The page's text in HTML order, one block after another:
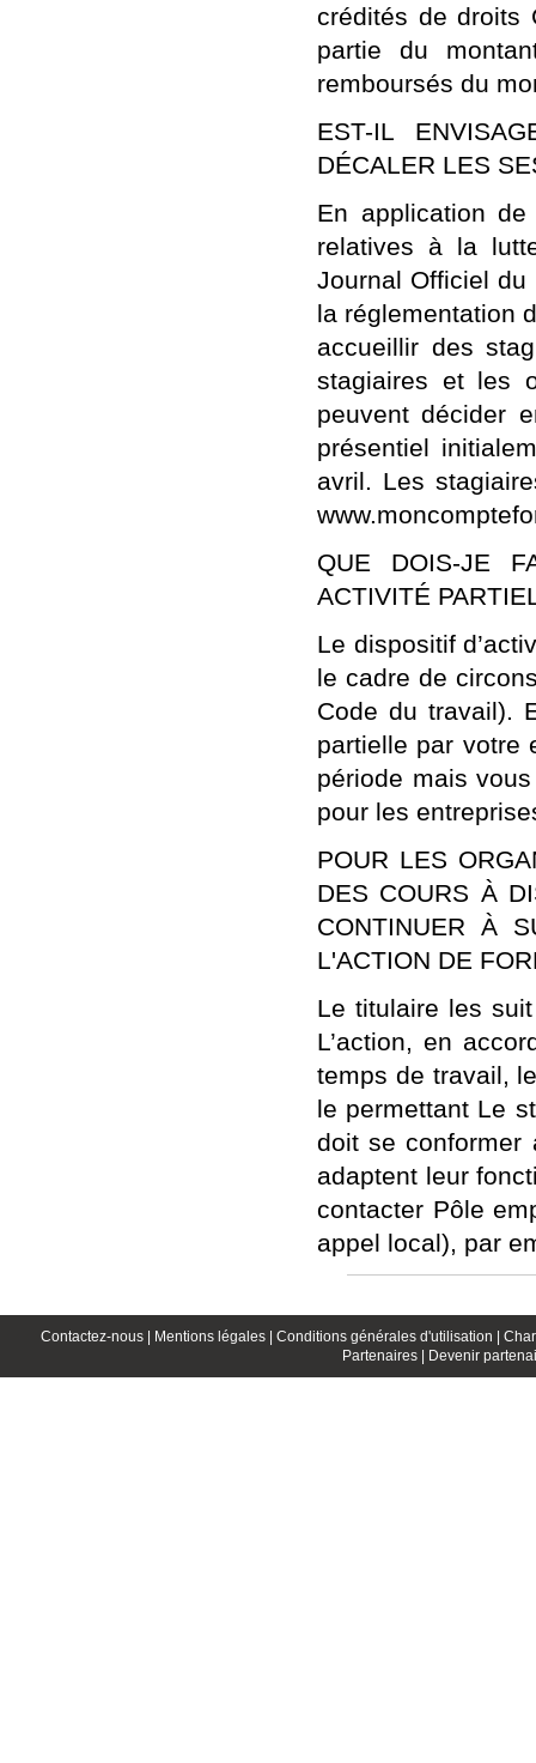
crédités de droits
partie du
remboursés du
EST-IL
DÉCALER LES
En application
relatives à la
Journal Officiel
la réglementation
accueillir des
stagiaires et les
peuvent décider
présentiel
avril. Les
QUE DOIS-JE
ACTIVITÉ
Le dispositif
le cadre de
Code du travail).
partielle par votre
période mais
pour les
POUR LES
DES COURS À
CONTINUER À
L'ACTION DE
Le titulaire les
L’action, en
temps de travail,
le permettant Le
doit se conformer
adaptent leur
contacter Pôle
appel local), par
Contactez-nous | Mentions légales | Conditions générales d'utilisation |
Partenaires | Devenir